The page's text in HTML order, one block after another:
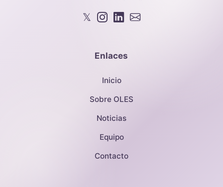
𝕏
Enlaces
Inicio
Sobre OLES
Noticias
Equipo
Contacto